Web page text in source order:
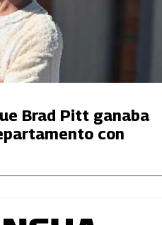
Brad Pitt ganaba
con